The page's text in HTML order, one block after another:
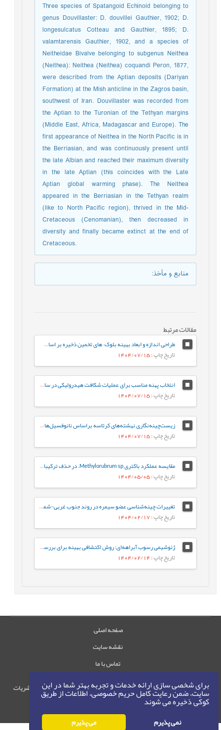
برای شخصی سازی ارائه خدمات و تجربه بهتر شما در این
سایت، ضمن رعایت کامل حریم خصوصی، اطلاعات از طریق
کوکی ذخیره می شوند
نمی پذیرم می پذیرم
Three species of Spatangoid Echinoid belonging to
genus Douvillaster: D. douvillei Gauthier, 1902; D.
longesulcatus Cotteau and Gauthier, 1895; D.
valamtarensis Gauthier, 1902, and a species of
Neitheidae Bivalve belonging to subgenus Neithea
(Neithea): Neithea (Neithea) coquandi Peron, 1877,
were described from the Aptian deposits (Dariyan
Formation) at the Mish anticline in the Zagros basin,
southwest of Iran. Douvillaster was recorded from
the Aptian to the Turonian of the Tethyan margins
(Middle East, Africa, Madagascar and Europe). The
first appearance of Neithea in the North Pacific is in
the Berriasian, and was continuously present until
the late Albian and reached their maximum diversity
in the late Aptian (this coincides with the Late
Aptian global warming phase). The Neithea
appeared in the Berriasian in the Tethyan realm
(like to North Pacific region), thrived in the Mid-
Cretaceous (Cenomanian), then decreased in
diversity and finally became extinct at the end of
Cretaceous.
منابع و مأخذ:
مقالات مرتبط
طراحی اندازه و ابعاد بهینه بلوک¬های تخمین ذخیره بر اساس معیارهای مختلف (مورد مطالعه: کانسار طلای زرزیمای موچش)
تاریخ چاپ: 1404/07/15
انتخاب پهنه مناسب برای عملیات شکافت هیدرولیکی در سازندهای ایلام و سروک در یکی از چاه-های نفتی میادین جنوب غربی ایران
تاریخ چاپ: 1404/07/15
زیست‌چینه‌نگاری نهشته‌های کرتاسه براساس نانوفسیل‌های آهکی در برش کوهبنان (شمال غرب کرمان، حوضه رسوبی ایران مرکزی)
تاریخ چاپ: 1404/07/15
مقایسه عملکرد باکتری Methylorubrum sp. در حذف ترکیبات نفت خام به‌صورت آزاد و تثبیت‌شده: رویکردی بر پایه فعالیت آنزیم‌های کلیدی
تاریخ چاپ: 1404/05/05
تغییرات چینه‌شناسی عضو سیمره در روند جنوب غربی-شمال شرقی زیرزون ساختاری لرستان، حوضه زاگرس
تاریخ چاپ: 1404/02/17
ژئوشیمی رسوب آبراهه‌ای: روش اکتشافی بهینه برای بررسی کانه‌زایی مس در گستره چاه رستم، جنوب بیرجند
تاریخ چاپ: 1404/02/14
صفحه اصلی
نقشه سایت
تماس با ما
حقوق این وب‌سایت متعلق به سامانه مدیریت نشریات
رایمگ است.
حق نشر 1405-1396